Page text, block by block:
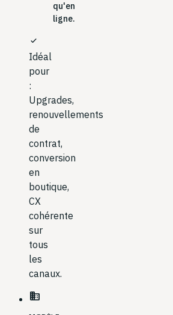
qu'en
ligne.
check
Idéal
pour
:
Upgrades,
renouvellements
de
contrat,
conversion
en
boutique,
CX
cohérente
sur
tous
les
canaux.
business